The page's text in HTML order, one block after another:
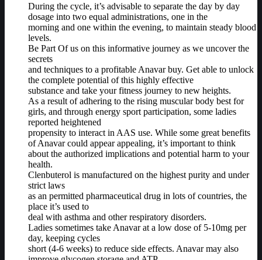
During the cycle, it’s advisable to separate the day by day
dosage into two equal administrations, one in the
morning and one within the evening, to maintain steady blood
levels.
Be Part Of us on this informative journey as we uncover the
secrets
and techniques to a profitable Anavar buy. Get able to unlock
the complete potential of this highly effective
substance and take your fitness journey to new heights.
As a result of adhering to the rising muscular body best for
girls, and through energy sport participation, some ladies
reported heightened
propensity to interact in AAS use. While some great benefits
of Anavar could appear appealing, it’s important to think
about the authorized implications and potential harm to your
health.
Clenbuterol is manufactured on the highest purity and under
strict laws
as an permitted pharmaceutical drug in lots of countries, the
place it’s used to
deal with asthma and other respiratory disorders.
Ladies sometimes take Anavar at a low dose of 5-10mg per
day, keeping cycles
short (4-6 weeks) to reduce side effects. Anavar may also